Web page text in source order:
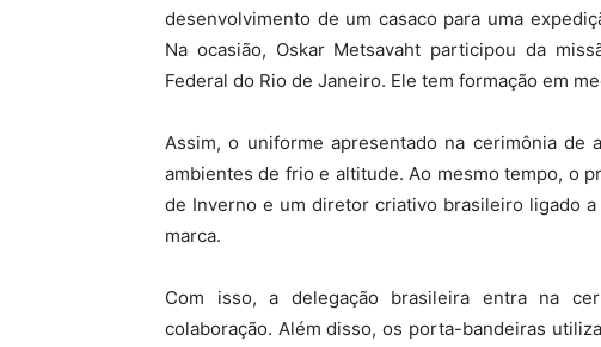
desenvolvimento de um casaco para uma
Na ocasião, Oskar Metsavaht participou da
Federal do Rio de Janeiro. Ele tem formação em
Assim, o uniforme apresentado na cerimônia
ambientes de frio e altitude. Ao mesmo tempo, o
de Inverno e um diretor criativo brasileiro ligado
marca.
Com isso, a delegação brasileira entra na
colaboração. Além disso, os porta-bandeiras